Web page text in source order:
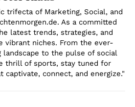
trifecta of Marketing, Social, and
As a committed
latest trends, strategies, and
vibrant niches. From the ever-
landscape to the pulse of social
thrill of sports, stay tuned for
captivate, connect, and energize."